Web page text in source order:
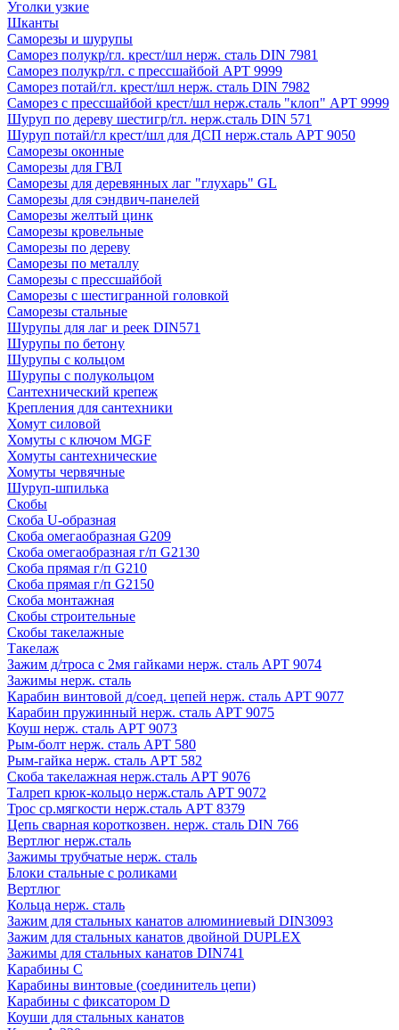
Уголки узкие
Шканты
Саморезы и шурупы
Саморез полукр/гл. крест/шл нерж. сталь DIN 7981
Саморез полукр/гл. с прессшайбой АРТ 9999
Саморез потай/гл. крест/шл нерж. сталь DIN 7982
Саморез с прессшайбой крест/шл нерж.сталь "клоп" АРТ 9999
Шуруп по дереву шестигр/гл. нерж.сталь DIN 571
Шуруп потай/гл крест/шл для ДСП нерж.сталь АРТ 9050
Саморезы оконные
Саморезы для ГВЛ
Саморезы для деревянных лаг "глухарь" GL
Саморезы для сэндвич-панелей
Саморезы желтый цинк
Саморезы кровельные
Саморезы по дереву
Саморезы по металлу
Саморезы с прессшайбой
Саморезы с шестигранной головкой
Саморезы стальные
Шурупы для лаг и реек DIN571
Шурупы по бетону
Шурупы с кольцом
Шурупы с полукольцом
Сантехнический крепеж
Крепления для сантехники
Хомут силовой
Хомуты с ключом MGF
Хомуты сантехнические
Хомуты червячные
Шуруп-шпилька
Скобы
Скоба U-образная
Скоба омегаобразная G209
Скоба омегаобразная г/п G2130
Скоба прямая г/п G210
Скоба прямая г/п G2150
Скоба монтажная
Скобы строительные
Скобы такелажные
Такелаж
Зажим д/троса с 2мя гайками нерж. сталь АРТ 9074
Зажимы нерж. сталь
Карабин винтовой д/соед. цепей нерж. сталь АРТ 9077
Карабин пружинный нерж. сталь АРТ 9075
Коуш нерж. сталь АРТ 9073
Рым-болт нерж. сталь АРТ 580
Рым-гайка нерж. сталь АРТ 582
Скоба такелажная нерж.сталь АРТ 9076
Талреп крюк-кольцо нерж.сталь АРТ 9072
Трос ср.мягкости нерж.сталь АРТ 8379
Цепь сварная короткозвен. нерж. сталь DIN 766
Вертлюг нерж.сталь
Зажимы трубчатые нерж. сталь
Блоки стальные с роликами
Вертлюг
Кольца нерж. сталь
Зажим для стальных канатов алюминиевый DIN3093
Зажим для стальных канатов двойной DUPLEX
Зажимы для стальных канатов DIN741
Карабины C
Карабины винтовые (соединитель цепи)
Карабины с фиксатором D
Коуши для стальных канатов